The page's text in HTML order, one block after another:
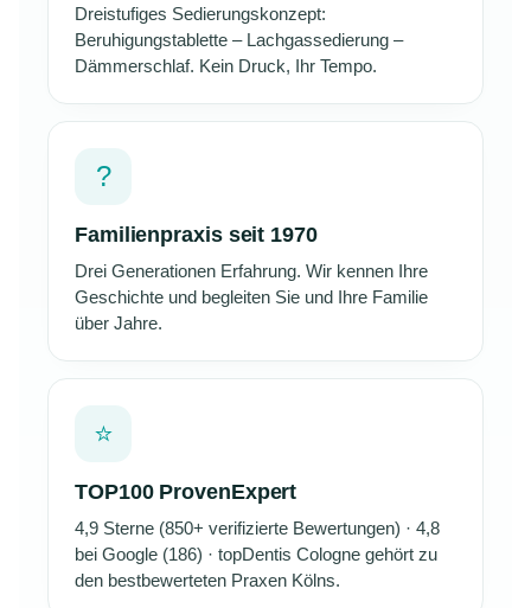
Dreistufiges Sedierungskonzept:
Beruhigungstablette – Lachgassedierung –
Dämmerschlaf. Kein Druck, Ihr Tempo.
?
Familienpraxis seit 1970
Drei Generationen Erfahrung. Wir kennen Ihre
Geschichte und begleiten Sie und Ihre Familie
über Jahre.
⭐
TOP100 ProvenExpert
4,9 Sterne (850+ verifizierte Bewertungen) · 4,8
bei Google (186) · topDentis Cologne gehört zu
den bestbewerteten Praxen Kölns.